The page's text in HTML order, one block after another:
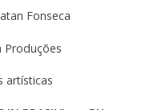
Fonseca
Produções
artísticas